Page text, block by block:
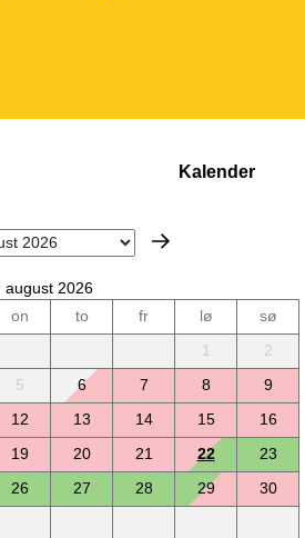
Kalender
august 2026
on to fr lø
sø
1
2
5 6 7 8
9
12 13 14 15
16
19 20 21 22
23
26 27 28 29
30